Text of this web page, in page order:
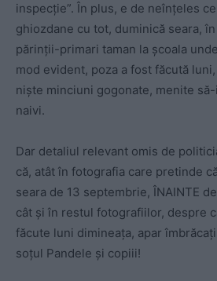
inspecție”. În plus, e de neînțeles
ghiozdane cu tot, duminică seara,
părinții-primari taman la școala
mod evident, poza a fost făcută
niște minciuni gogonate, menite
naivi.
Dar detaliul relevant omis de
că, atât în fotografia care pretinde
seara de 13 septembrie, ÎNAINTE
cât și în restul fotografiilor, despre
făcute luni dimineața, apar
soțul Pandele și copiii!